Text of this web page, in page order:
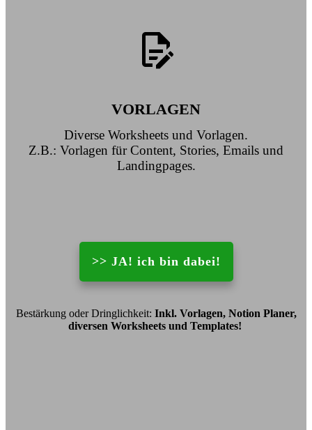
VORLAGEN
Diverse Worksheets und Vorlagen.
Z.B.: Vorlagen für Content, Stories, Emails und
Landingpages.
>> JA! ich bin dabei!
Bestärkung oder Dringlichkeit: Inkl. Vorlagen, Notion Planer,
diversen Worksheets und Templates!